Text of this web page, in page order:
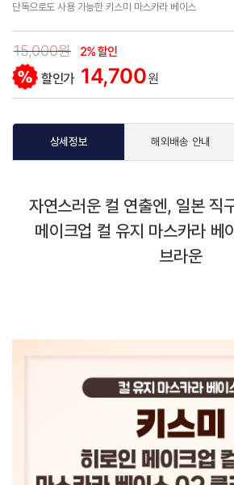
단독으로도 사용 가능한 키스미 마스카라 베이스
15,000원 2% 할인
할인가 14,700원
상세정보 해외배송 안내
자연스러운 컬 연출엔, 일본 직
메이크업 컬 유지 마스카라 베
브라운